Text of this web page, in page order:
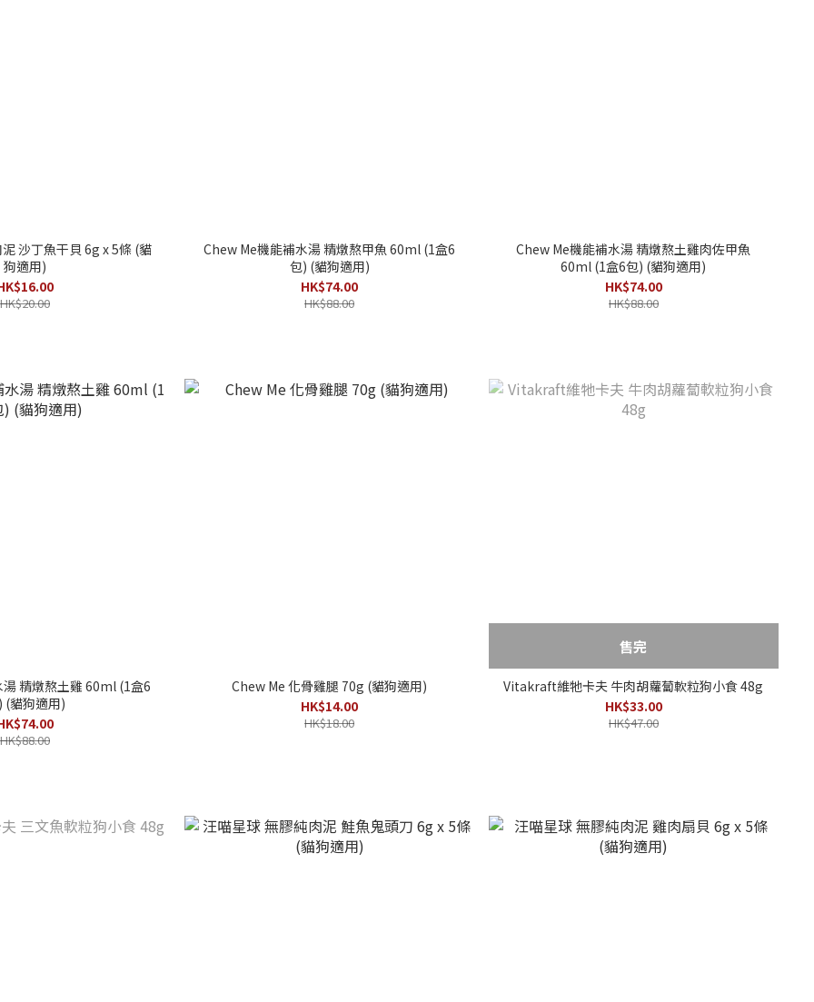
沙丁魚干貝 6g x 5條 (貓
狗適用)
HK$20.00
Chew Me機能補水湯 精燉熬甲魚 60ml (1盒6
包) (貓狗適用)
HK$74.00
HK$88.00
Chew Me機能補水湯 精燉熬土雞肉佐甲魚
60ml (1盒6包) (貓狗適用)
HK$74.00
HK$88.00
精燉熬土雞 60ml (1盒6
(貓狗適用)
HK$88.00
Chew Me 化骨雞腿 70g (貓狗適用)
HK$14.00
HK$18.00
售完
Vitakraft維牠卡夫 牛肉胡蘿蔔軟粒狗小食 48g
HK$33.00
HK$47.00